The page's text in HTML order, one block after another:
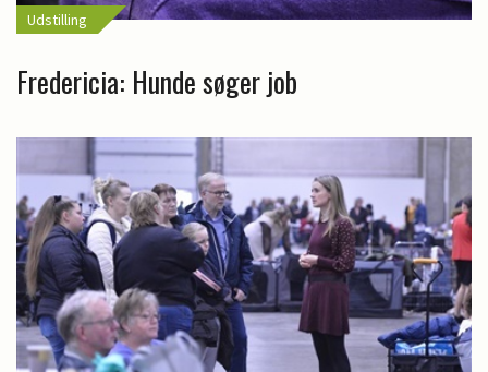
Udstilling
Fredericia: Hunde søger job